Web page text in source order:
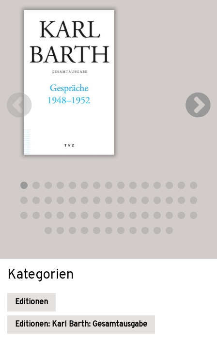
Kategorien
Editionen
Editionen: Karl Barth: Gesamtausgabe